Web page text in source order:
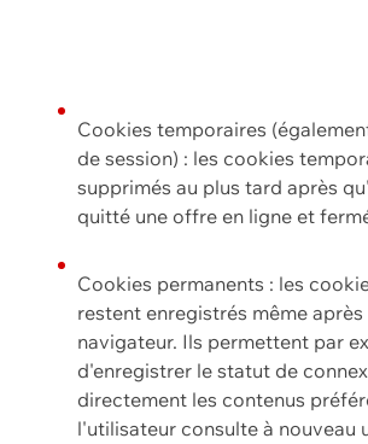
Cookies temporaires
de session) : les cookies
supprimés au plus tard après
quitté une offre en ligne et
Cookies permanents : les
restent enregistrés même
navigateur. Ils permettent par
d'enregistrer le statut de
directement les contenus
l'utilisateur consulte à nouveau